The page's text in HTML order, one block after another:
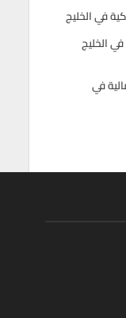
الخليج
في